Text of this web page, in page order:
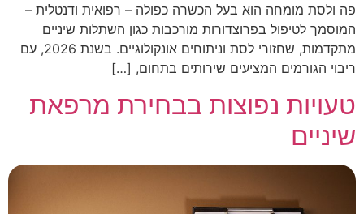
פה ולסת מומחה הוא בעל הכשרה כפולה – רפואית ודנטלית –
המוסמך לטיפול בפרוצדורות מורכבות כגון השתלות שיניים
מתקדמות, שחזורי לסת וניתוחים אונקולוגיים. בשנת 2026, עם
ריבוי הגורמים המציעים שירותים בתחום, […]
טעויות נפוצות בבחירת מרפאת
שיניים